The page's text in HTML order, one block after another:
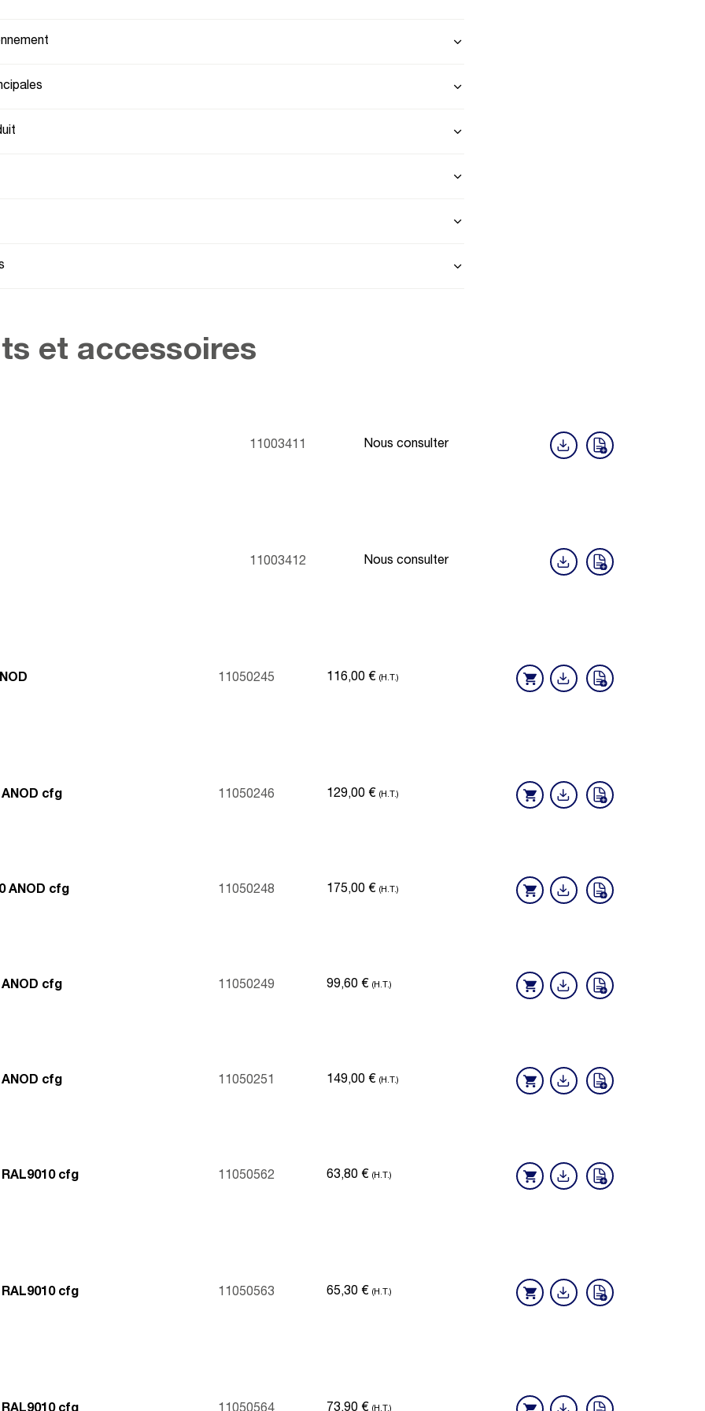
et accessoires
11003411 Nous consulter
11003412 Nous consulter
11050245 116,00 € (H.T.)
ANOD cfg 11050246 129,00 € (H.T.)
ANOD cfg 11050248 175,00 € (H.T.)
ANOD cfg 11050249 99,60 € (H.T.)
ANOD cfg 11050251 149,00 € (H.T.)
RAL9010 cfg 11050562 63,80 € (H.T.)
RAL9010 cfg 11050563 65,30 € (H.T.)